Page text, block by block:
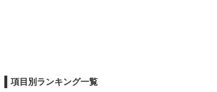
項目別ランキング一覧